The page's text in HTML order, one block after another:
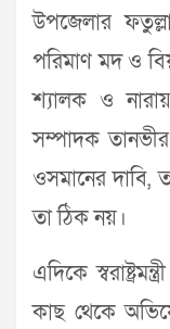
উপজেলার
পরিমাণ মদ ও
শ্যালক ও
সম্পাদক
ওসমানের দাবি,
তা ঠিক নয়।
এদিকে
কাছ থেকে